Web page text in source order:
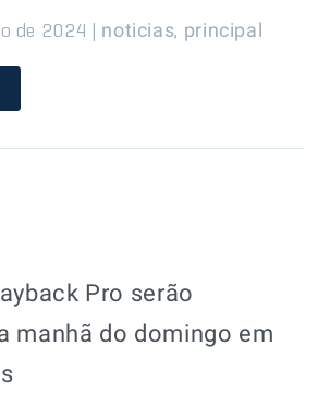
de 2024 | noticias, principal
Pro serão
manhã do domingo em